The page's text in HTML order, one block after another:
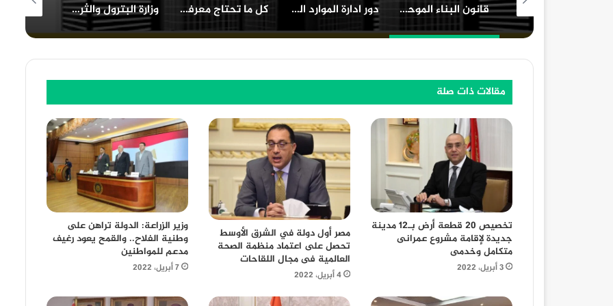
قانون البناء الموحد الجديد وعدد الأدوار المسموح بها دور ادارة الموارد البشرية في المؤسسات التعليمية كل ما تحتاج معرفته عن قانون التصالح في مخالفات البناء في مصر وزارة البترول والثروة المعدنية في مصر دور محوري وفرص استثنائية أهمية معرض الكتاب في نشر الثقافة وتعزيز القراءة بين الشباب
مقالات ذات صلة
تخصيص 20 قطعة أرض بـ12 مدينة
جديدة لإقامة مشروع عمرانى
متكامل وخدمى
3 أبريل، 2022
مصر أول دولة في الشرق الأوسط
تحصل على اعتماد منظمة الصحة
العالمية فى مجال اللقاحات
4 أبريل، 2022
وزير الزراعة: الدولة تراهن على
وطنية الفلاح.. والقمح يعود رغيف
مدعم للمواطنين
7 أبريل، 2022